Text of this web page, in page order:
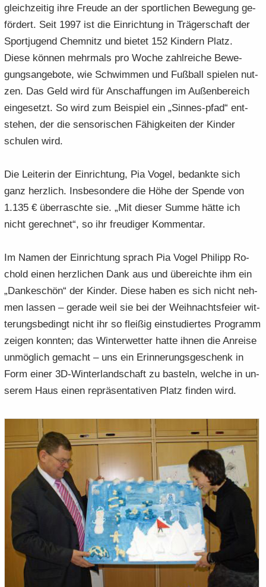
gleich­zei­tig ihre Freu­de an der sport­li­chen Be­we­gung ge­
för­dert. Seit 1997 ist die Ein­rich­tung in Trä­ger­schaft der
Sport­ju­gend Chem­nitz und bie­tet 152 Kin­dern Platz.
Diese kön­nen mehr­mals pro Woche zahl­rei­che Be­we­
gungs­an­ge­bo­te, wie Schwim­men und Fuß­ball spie­len nut­
zen. Das Geld wird für An­schaf­fun­gen im Au­ßen­be­reich
ein­ge­setzt. So wird zum Bei­spiel ein „Sinnes-​pfad“ ent­
ste­hen, der die sen­so­ri­schen Fä­hig­kei­ten der Kin­der
schu­len wird.
Die Lei­te­rin der Ein­rich­tung, Pia Vogel, be­dank­te sich
ganz herz­lich. Ins­be­son­de­re die Höhe der Spen­de von
1.135 € über­rasch­te sie. „Mit die­ser Summe hätte ich
nicht ge­rech­net“, so ihr freu­di­ger Kom­men­tar.
Im Namen der Ein­rich­tung sprach Pia Vogel Phil­ipp Ro­
chold einen herz­li­chen Dank aus und über­eich­te ihm ein
„Dan­ke­schön“ der Kin­der. Diese haben es sich nicht neh­
men las­sen – ge­ra­de weil sie bei der Weih­nachts­fei­er wit­
te­rungs­be­dingt nicht ihr so flei­ßig ein­stu­dier­tes Pro­gramm
zei­gen konn­ten; das Win­ter­wet­ter hatte ihnen die An­rei­se
un­mög­lich ge­macht – uns ein Er­in­ne­rungs­ge­schenk in
Form einer 3D-​Winterlandschaft zu bas­teln, wel­che in un­
se­rem Haus einen re­prä­sen­ta­ti­ven Platz fin­den wird.